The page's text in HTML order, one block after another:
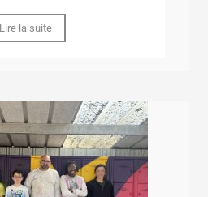
Lire la suite